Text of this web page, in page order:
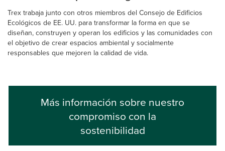
Trex trabaja junto con otros miembros del Consejo de Edificios
Ecológicos de EE. UU. para transformar la forma en que se
diseñan, construyen y operan los edificios y las comunidades con
el objetivo de crear espacios ambiental y socialmente
responsables que mejoren la calidad de vida.
Más información sobre nuestro
compromiso con la
sostenibilidad